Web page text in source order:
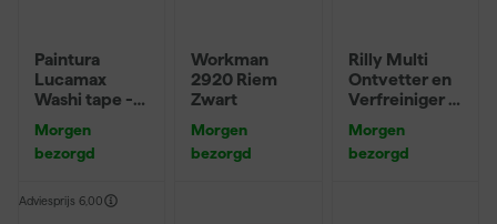
Paintura
Lucamax
Washi tape -
Morgen
bezorgd
Adviesprijs 6,00
Workman
2920 Riem
Zwart
Morgen
bezorgd
Rilly Multi
Ontvetter en
Verfreiniger –
Morgen
bezorgd